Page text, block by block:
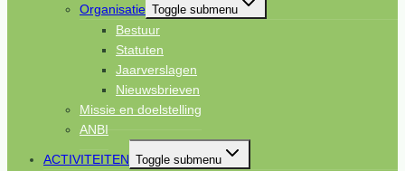
Organisatie Toggle submenu
Bestuur
Statuten
Jaarverslagen
Nieuwsbrieven
Missie en doelstelling
ANBI
ACTIVITEITEN Toggle submenu